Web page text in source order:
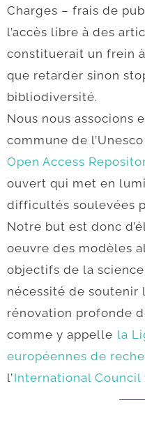
Charges – frais de
l’accès libre à des
constituerait un frein
que retarder sinon
bibliodiversité.
Nous nous associons
commune de
Open Access
ouvert qui met en
difficultés soulevées
Notre but est donc
oeuvre des modèles
objectifs de la
nécessité de soutenir
rénovation profonde
comme y appelle la
européennes de
l’International Council